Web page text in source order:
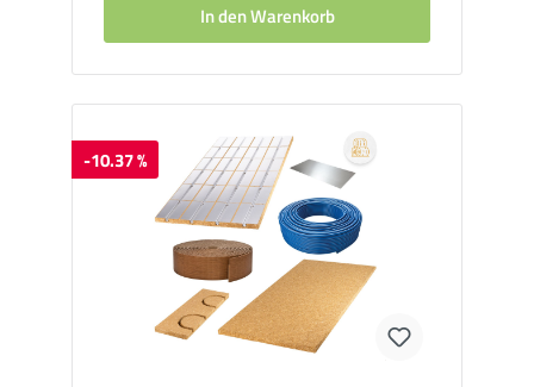
In den Warenkorb
-10.37 %